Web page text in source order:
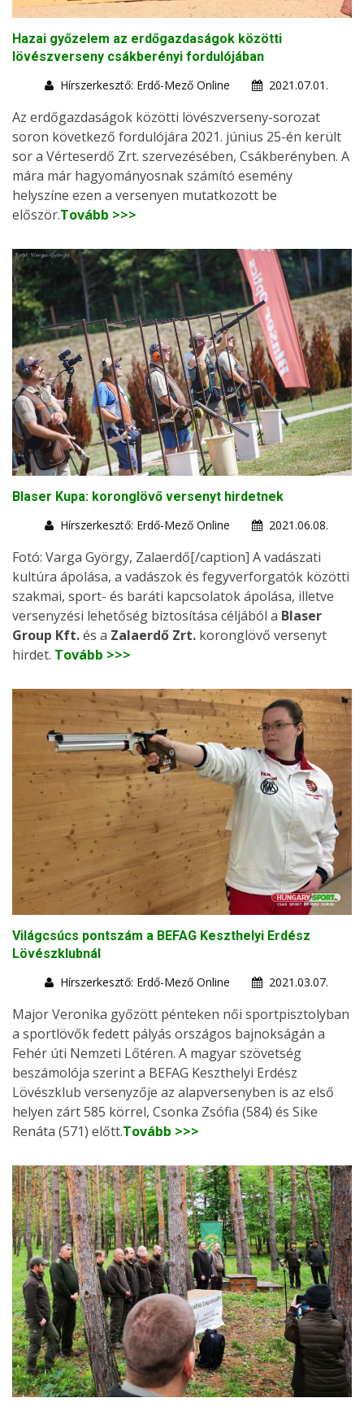
Hazai győzelem az erdőgazdaságok közötti
lövészverseny csákberényi fordulójában
Hírszerkesztő: Erdő-Mező Online
2021.07.01.
Az erdőgazdaságok közötti lövészverseny-sorozat
soron következő fordulójára 2021. június 25-én került
sor a Vérteserdő Zrt. szervezésében, Csákberényben. A
mára már hagyományosnak számító esemény
helyszíne ezen a versenyen mutatkozott be
először.Tovább >>>
Blaser Kupa: koronglövő versenyt hirdetnek
Hírszerkesztő: Erdő-Mező Online
2021.06.08.
Fotó: Varga György, Zalaerdő[/caption] A vadászati
kultúra ápolása, a vadászok és fegyverforgatók közötti
szakmai, sport- és baráti kapcsolatok ápolása, illetve
versenyzési lehetőség biztosítása céljából a Blaser
Group Kft.és a Zalaerdő Zrt. koronglövő versenyt
hirdet. Tovább >>>
Világcsúcs pontszám a BEFAG Keszthelyi Erdész
Lövészklubnál
Hírszerkesztő: Erdő-Mező Online
2021.03.07.
Major Veronika győzött pénteken női sportpisztolyban
a sportlövők fedett pályás országos bajnokságán a
Fehér úti Nemzeti Lőtéren. A magyar szövetség
beszámolója szerint a BEFAG Keszthelyi Erdész
Lövészklub versenyzője az alapversenyben is az első
helyen zárt 585 körrel, Csonka Zsófia (584) és Sike
Renáta (571) előtt.Tovább >>>